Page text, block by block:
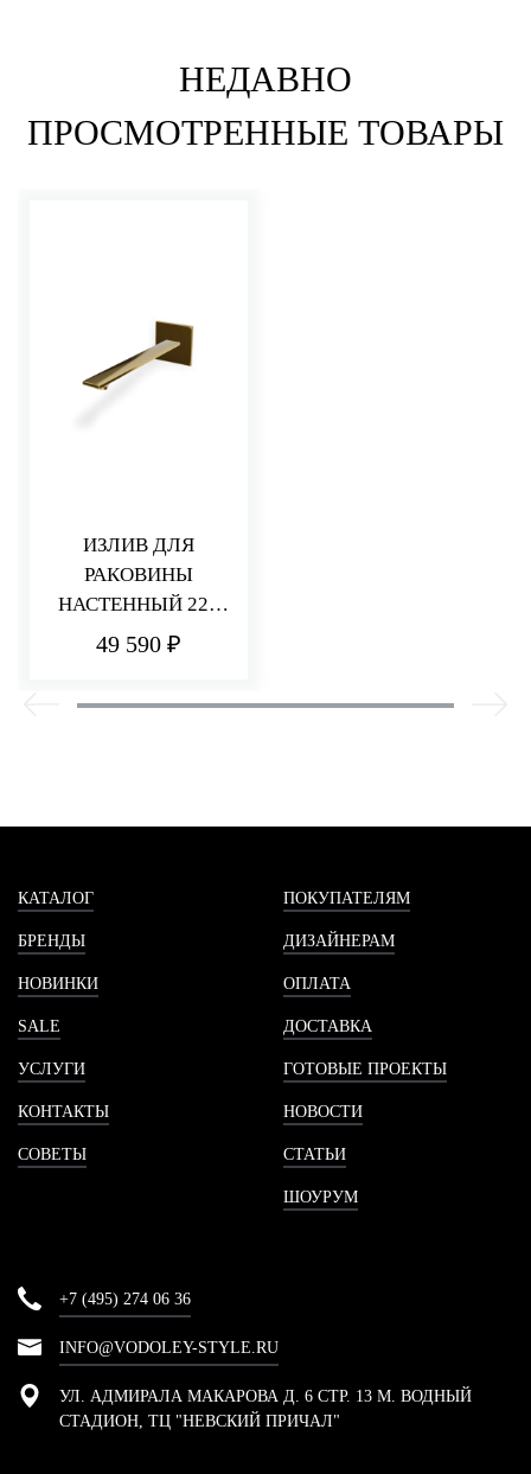
НЕДАВНО
ПРОСМОТРЕННЫЕ ТОВАРЫ
ИЗЛИВ ДЛЯ
РАКОВИНЫ
НАСТЕННЫЙ 220
ММ Q30
49 590 ₽
КАТАЛОГ
БРЕНДЫ
НОВИНКИ
SALE
УСЛУГИ
КОНТАКТЫ
СОВЕТЫ
ПОКУПАТЕЛЯМ
ДИЗАЙНЕРАМ
ОПЛАТА
ДОСТАВКА
ГОТОВЫЕ ПРОЕКТЫ
НОВОСТИ
СТАТЬИ
ШОУРУМ
+7 (495) 274 06 36
INFO@VODOLEY-STYLE.RU
УЛ. АДМИРАЛА МАКАРОВА Д. 6 СТР. 13 М. ВОДНЫЙ
СТАДИОН, ТЦ "НЕВСКИЙ ПРИЧАЛ"